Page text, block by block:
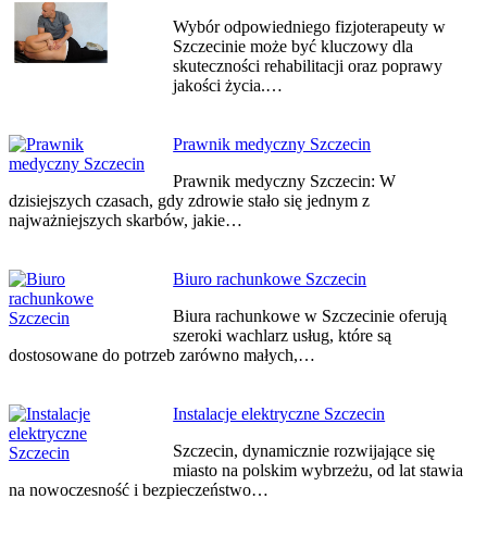
Wybór odpowiedniego fizjoterapeuty w
Szczecinie może być kluczowy dla
skuteczności rehabilitacji oraz poprawy
jakości życia.…
Prawnik medyczny Szczecin
Prawnik medyczny Szczecin: W
dzisiejszych czasach, gdy zdrowie stało się jednym z
najważniejszych skarbów, jakie…
Biuro rachunkowe Szczecin
Biura rachunkowe w Szczecinie oferują
szeroki wachlarz usług, które są
dostosowane do potrzeb zarówno małych,…
Instalacje elektryczne Szczecin
Szczecin, dynamicznie rozwijające się
miasto na polskim wybrzeżu, od lat stawia
na nowoczesność i bezpieczeństwo…
wpisu